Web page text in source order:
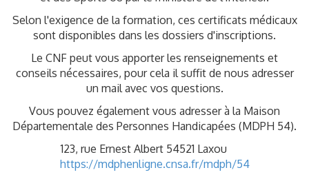
Selon l'exigence de la formation, ces certificats médicaux
sont disponibles dans les dossiers d'inscriptions.
Le CNF peut vous apporter les renseignements et
conseils nécessaires, pour cela il suffit de nous adresser
un mail avec vos questions.
Vous pouvez également vous adresser à la Maison
Départementale des Personnes Handicapées (MDPH 54).
123, rue Ernest Albert 54521 Laxou
https://mdphenligne.cnsa.fr/mdph/54